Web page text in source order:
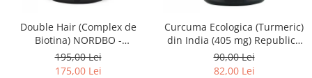
Double Hair (Complex de
Biotina) NORDBO -
Regenerare Par - Vegan - 60
capsule
195,00 Lei
175,00 Lei
Curcuma Ecologica (Turmeric)
din India (405 mg) Republica
BIO, 60 capsule
90,00 Lei
82,00 Lei